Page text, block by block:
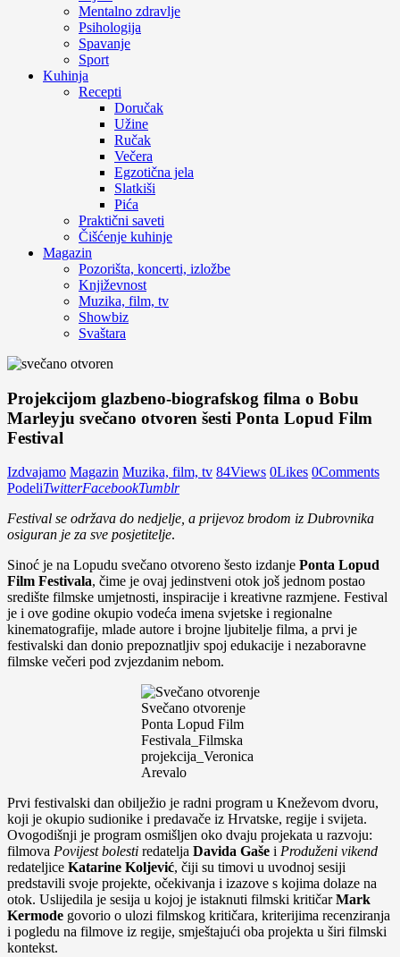
Mentalno zdravlje
Psihologija
Spavanje
Sport
Kuhinja
Recepti
Doručak
Užine
Ručak
Večera
Egzotična jela
Slatkiši
Pića
Praktični saveti
Čišćenje kuhinje
Magazin
Pozorišta, koncerti, izložbe
Književnost
Muzika, film, tv
Showbiz
Svaštara
Projekcijom glazbeno-biografskog filma o Bobu
Marleyju svečano otvoren šesti Ponta Lopud Film
Festival
Izdvajamo Magazin Muzika, film, tv 84Views 0Likes 0Comments
PodeliTwitterFacebookTumblr
Festival se održava do nedjelje, a prijevoz brodom iz Dubrovnika
osiguran je za sve posjetitelje.
Sinoć je na Lopudu svečano otvoreno šesto izdanje Ponta Lopud
Film Festivala, čime je ovaj jedinstveni otok još jednom postao
središte filmske umjetnosti, inspiracije i kreativne razmjene. Festival
je i ove godine okupio vodeća imena svjetske i regionalne
kinematografije, mlade autore i brojne ljubitelje filma, a prvi je
festivalski dan donio prepoznatljiv spoj edukacije i nezaboravne
filmske večeri pod zvjezdanim nebom.
Svečano otvorenje
Ponta Lopud Film
Festivala_Filmska
projekcija_Veronica
Arevalo
Prvi festivalski dan obilježio je radni program u Kneževom dvoru,
koji je okupio sudionike i predavače iz Hrvatske, regije i svijeta.
Ovogodišnji je program osmišljen oko dvaju projekata u razvoju:
filmova Povijest bolesti redatelja Davida Gaše i Produženi vikend
redateljice Katarine Koljević, čiji su timovi u uvodnoj sesiji
predstavili svoje projekte, očekivanja i izazove s kojima dolaze na
otok. Uslijedila je sesija u kojoj je istaknuti filmski kritičarMark
Kermode govorio o ulozi filmskog kritičara, kriterijima recenziranja
i pogledu na filmove iz regije, smještajući oba projekta u širi filmski
kontekst.